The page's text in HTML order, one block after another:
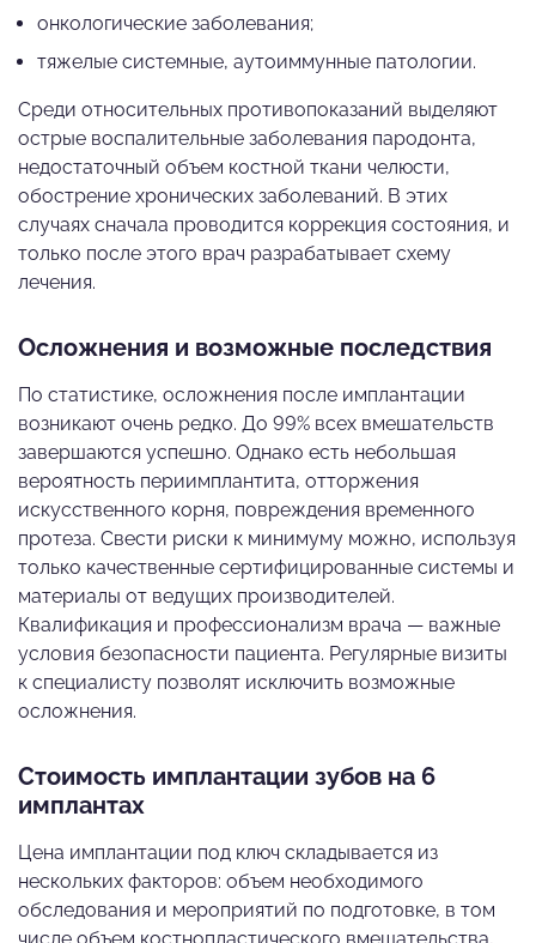
онкологические заболевания;
тяжелые системные, аутоиммунные патологии.
Среди относительных противопоказаний выделяют
острые воспалительные заболевания пародонта,
недостаточный объем костной ткани челюсти,
обострение хронических заболеваний. В этих
случаях сначала проводится коррекция состояния, и
только после этого врач разрабатывает схему
лечения.
Осложнения и возможные последствия
По статистике, осложнения после имплантации
возникают очень редко. До 99% всех вмешательств
завершаются успешно. Однако есть небольшая
вероятность периимплантита, отторжения
искусственного корня, повреждения временного
протеза. Свести риски к минимуму можно, используя
только качественные сертифицированные системы и
материалы от ведущих производителей.
Квалификация и профессионализм врача — важные
условия безопасности пациента. Регулярные визиты
к специалисту позволят исключить возможные
осложнения.
Стоимость имплантации зубов на 6
имплантах
Цена имплантации под ключ складывается из
нескольких факторов: объем необходимого
обследования и мероприятий по подготовке, в том